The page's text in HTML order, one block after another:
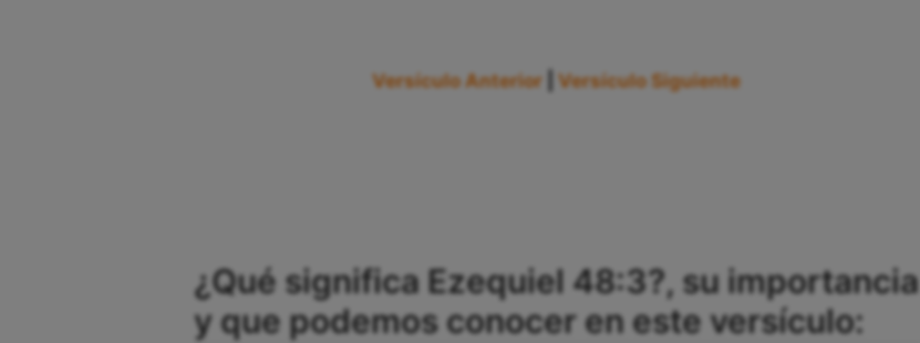
Versículo Anterior |Versículo Siguiente
¿Qué significa Ezequiel 48:3?, su importancia
y que podemos conocer en este versículo: